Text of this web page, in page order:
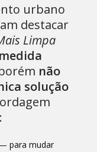
urbano
destacar
Limpa
não
solução
para mudar